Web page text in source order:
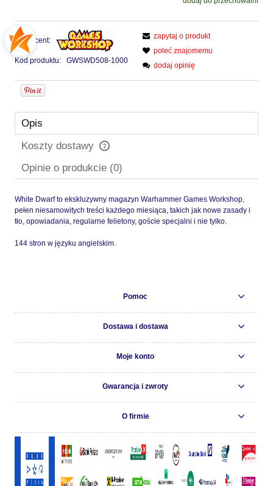
Producent:
Kod produktu: GWSWD508-1000
zapytaj o produkt
poleć znajomemu
dodaj opinię
Opis
Koszty dostawy
Cena nie zawiera ewentualnych kosztów płatności
Opinie o produkcie (0)
White Dwarf to ekskluzywny magazyn Warhammer Games Workshop,
pełen niesamowitych treści każdego miesiąca, takich jak nowe zasady i
tło, opowiadania, regularne felietony, goście specjalni i nie tylko.
144 stron w języku angielskim.
Pomoc
Dostawa i dostawa
Moje konto
Gwarancja i zwroty
O firmie